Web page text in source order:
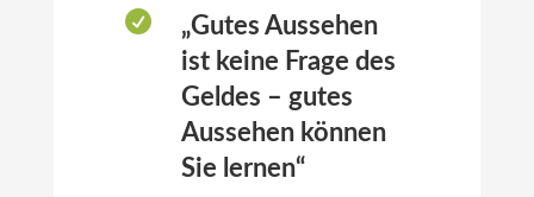

„Gutes Aussehen
ist keine Frage des
Geldes – gutes
Aussehen können
Sie lernen“